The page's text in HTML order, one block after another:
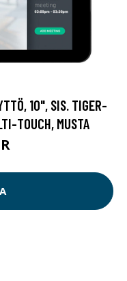
10", SIS. TIGER-
TOUCH, MUSTA